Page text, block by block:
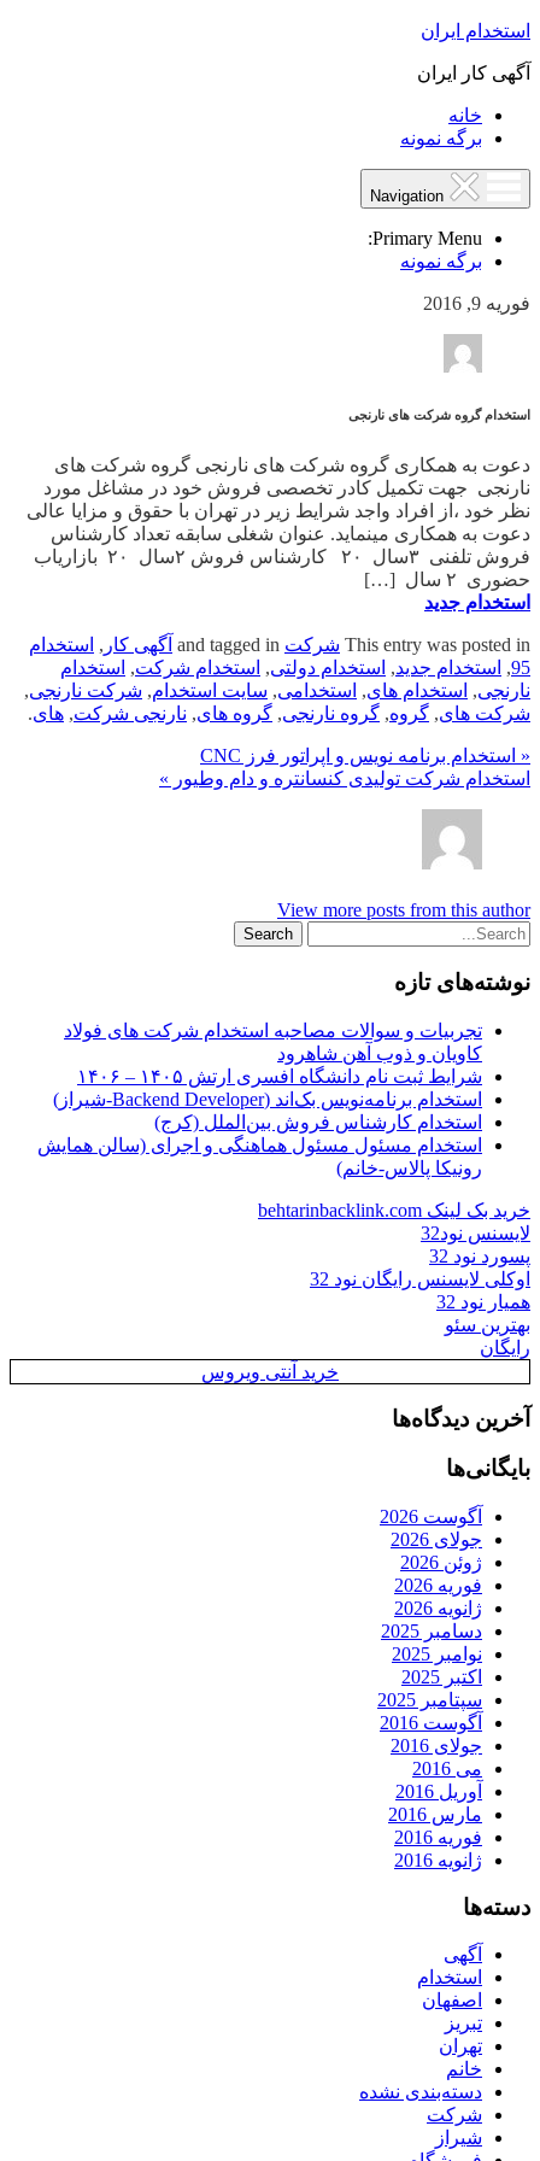
استخدام ایران
آگهی کار ایران
خانه
برگه نمونه
Primary Menu:
برگه نمونه
فوریه 9, 2016
استخدام گروه شرکت های نارنجی
دعوت به همکاری گروه شرکت های نارنجی گروه شرکت های
نارنجی جهت تکمیل کادر تخصصی فروش خود در مشاغل مورد
نظر خود ،از افراد واجد شرایط زیر در تهران با حقوق و مزایا عالی
دعوت به همکاری مینماید. عنوان شغلی سابقه تعداد کارشناس
فروش تلفنی ۳سال ۲۰ کارشناس فروش ۲سال ۲۰ بازاریاب
حضوری ۲ سال […]
استخدام جدید
This entry was posted in شرکت آگهی کار , استخدام
95
, استخدام جدید, استخدام دولتی, استخدام شرکت, استخدام
نارنجی, استخدام های, استخدامی, سایت استخدام, شرکت نارنجی,
شرکت های, گروه, گروه نارنجی, گروه های, نارنجی شرکت, های.
« استخدام برنامه نویس و اپراتور فرز CNC
استخدام شرکت تولیدی کنسانتره و دام وطیور »
View more posts from this author
نوشته‌های تازه
تجربیات و سوالات مصاحبه استخدام شرکت های فولاد
کاویان و ذوب آهن شاهرود
شرایط ثبت نام دانشگاه افسری ارتش ۱۴۰۵ – ۱۴۰۶
استخدام برنامه‌نویس بک‌اند (Backend Developer-شیراز)
استخدام کارشناس فروش بین‌الملل (کرج)
استخدام مسئول مسئول هماهنگی و اجرای (سالن همایش
رونیکا پالاس-خانم)
خرید بک لینک behtarinbacklink.com
لایسنس نود32
پسورد نود 32
اوکلی لایسنس رایگان نود 32
همیار نود 32
بهترین سئو
رایگان
خرید آنتی ویروس
آخرین دیدگاه‌ها
بایگانی‌ها
آگوست 2026
جولای 2026
ژوئن 2026
فوریه 2026
ژانویه 2026
دسامبر 2025
نوامبر 2025
اکتبر 2025
سپتامبر 2025
آگوست 2016
جولای 2016
می 2016
آوریل 2016
مارس 2016
فوریه 2016
ژانویه 2016
دسته‌ها
آگهی
استخدام
اصفهان
تبریز
تهران
خانم
دسته‌بندی نشده
شرکت
شیراز